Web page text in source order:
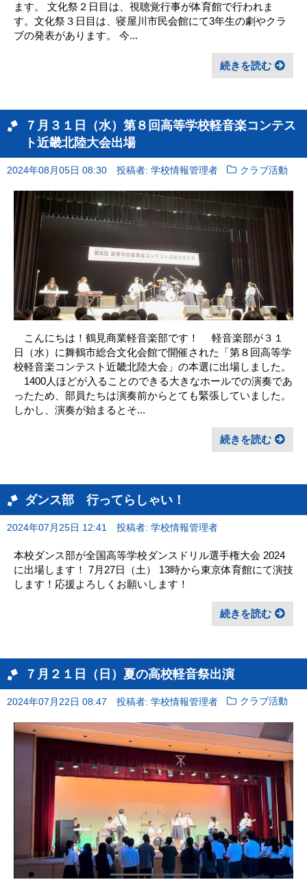
ます。 文化祭２日目は、視聴覚行事が体育館で行われま
す。文化祭３日目は、寝屋川市民会館にて3年生の劇やクラ
ブの発表があります。 今...
続きを読む
７月３１日（水）第８回高等学校軽音楽コンテス
ト近畿北陸大会出場
2024年08月05日 08:30 投稿者: 学校情報管理者 クラブ活動
こんにちは！鶴見商業軽音楽部です！ 軽音楽部が３１
日（水）に舞鶴市総合文化会館で開催された「第８回高等学
校軽音楽コンテスト近畿北陸大会」の本選に出場しました。
1400人ほどが入ることのできる大きなホールでの演奏であ
ったため、部員たちは演奏前からとても緊張していました。
しかし、演奏が始まるとそ...
続きを読む
ダンス部 行ってらしゃい！
2024年07月25日 12:41 投稿者: 学校情報管理者
本校ダンス部が全国高等学校ダンスドリル選手権大会 2024
に出場します！ 7月27日（土） 13時から東京体育館にて演技
します！応援よろしくお願いします！
続きを読む
７月２１日（日）夏の高校軽音祭出演
2024年07月22日 08:47 投稿者: 学校情報管理者 クラブ活動